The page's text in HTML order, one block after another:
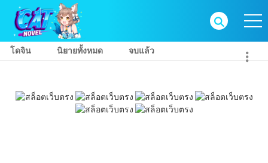
โดจิน นิยายทั้งหมด จบแล้ว